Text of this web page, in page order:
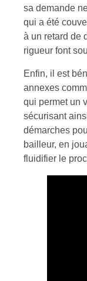
sa demande
qui a été
à un retard de
rigueur font
Enfin, il est
annexes
qui permet un
sécurisant
démarches
bailleur, en
fluidifier le